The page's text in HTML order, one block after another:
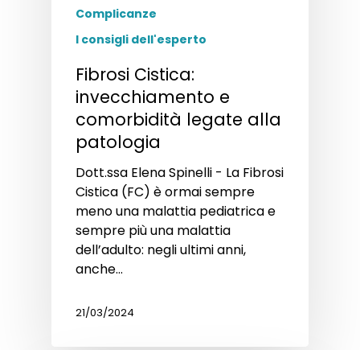
Complicanze
I consigli dell'esperto
Fibrosi Cistica:
invecchiamento e
comorbidità legate alla
patologia
Dott.ssa Elena Spinelli - La Fibrosi
Cistica (FC) è ormai sempre
meno una malattia pediatrica e
sempre più una malattia
dell’adulto: negli ultimi anni,
anche…
21/03/2024